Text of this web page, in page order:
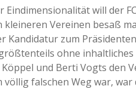
Eindimensionalität will der
Vereinen besaß
Kandidatur zum
ohne
und Berti Vogts den
falschen Weg war,